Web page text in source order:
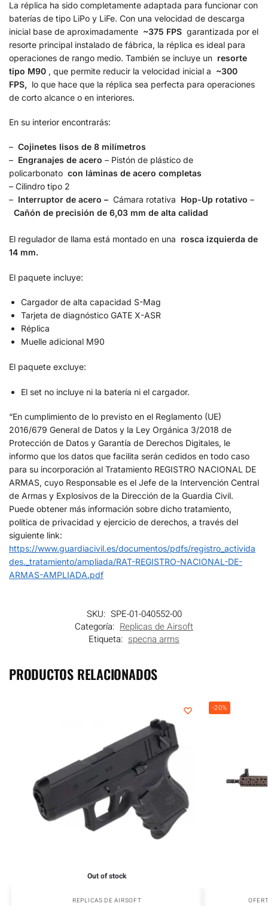
La réplica ha sido completamente adaptada para funcionar con
baterías de tipo LiPo y LiFe. Con una velocidad de descarga
inicial base de aproximadamente ~375 FPS garantizada por el
resorte principal instalado de fábrica, la réplica es ideal para
operaciones de rango medio. También se incluye un resorte
tipo M90 , que permite reducir la velocidad inicial a ~300
FPS, lo que hace que la réplica sea perfecta para operaciones
de corto alcance o en interiores.
En su interior encontrarás:
– Cojinetes lisos de 8 milímetros
– Engranajes de acero – Pistón de plástico de
policarbonato con láminas de acero completas
– Cilindro tipo 2
– Interruptor de acero – Cámara rotativa Hop-Up rotativo –
Cañón de precisión de 6,03 mm de alta calidad
El regulador de llama está montado en una rosca izquierda de
14 mm.
El paquete incluye:
Cargador de alta capacidad S-Mag
Tarjeta de diagnóstico GATE X-ASR
Réplica
Muelle adicional M90
El paquete excluye:
El set no incluye ni la batería ni el cargador.
“En cumplimiento de lo previsto en el Reglamento (UE)
2016/679 General de Datos y la Ley Orgánica 3/2018 de
Protección de Datos y Garantía de Derechos Digitales, le
informo que los datos que facilita serán cedidos en todo caso
para su incorporación al Tratamiento REGISTRO NACIONAL DE
ARMAS, cuyo Responsable es el Jefe de la Intervención Central
de Armas y Explosivos de la Dirección de la Guardia Civil.
Puede obtener más información sobre dicho tratamiento,
política de privacidad y ejercicio de derechos, a través del
siguiente link:
https://www.guardiacivil.es/documentos/pdfs/registro_activida
des._tratamiento/ampliada/RAT-REGISTRO-NACIONAL-DE-
ARMAS-AMPLIADA.pdf
SKU: SPE-01-040552-00
Categoría: Replicas de Airsoft
Etiqueta: specna arms
PRODUCTOS RELACIONADOS
Out of stock
REPLICAS DE AIRSOFT
-20%